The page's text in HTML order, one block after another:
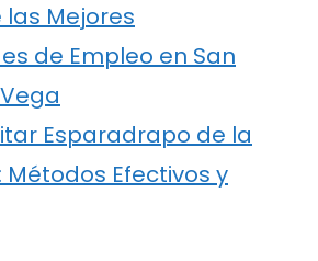
las Mejores
de Empleo en San
Esparadrapo de la
Métodos Efectivos y